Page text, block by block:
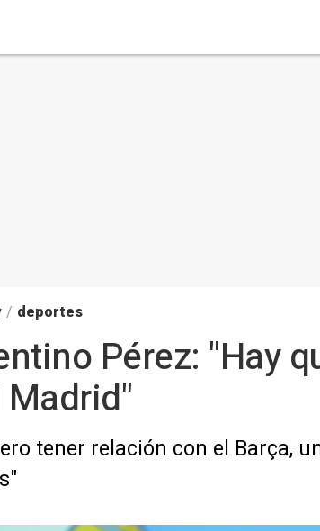
/ deportes
Pérez: "Hay
Madrid"
tener relación con el Barça,